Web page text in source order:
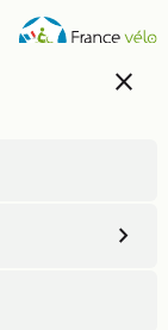
Aller
au
close
Office
Accueil Vélo